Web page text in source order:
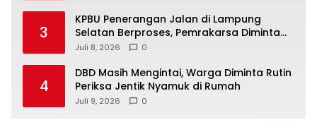
3
KPBU Penerangan Jalan di Lampung
Selatan Berproses, Pemrakarsa Diminta
Susun FS
Juli 8, 2026 0
4
DBD Masih Mengintai, Warga Diminta Rutin
Periksa Jentik Nyamuk di Rumah
Juli 9, 2026 0